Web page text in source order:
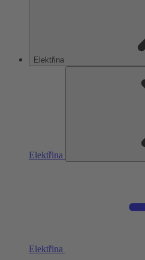
Elektřina
Elektřina
Elektřina